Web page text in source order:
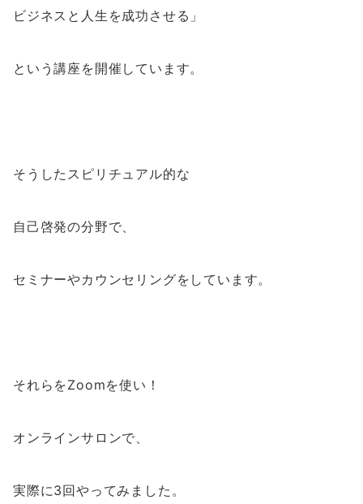
ビジネスと人生を成功させる」
という講座を開催しています。
そうしたスピリチュアル的な
自己啓発の分野で、
セミナーやカウンセリングをしています。
それらをZoomを使い！
オンラインサロンで、
実際に3回やってみました。